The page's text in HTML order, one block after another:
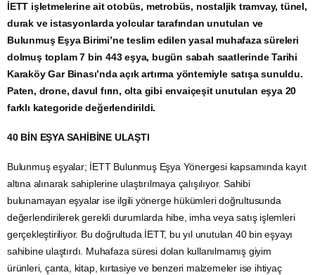
İETT işletmelerine ait otobüs, metrobüs, nostaljik tramvay, tünel,
durak ve istasyonlarda yolcular tarafından unutulan ve
Bulunmuş Eşya Birimi’ne teslim edilen yasal muhafaza süreleri
dolmuş toplam 7 bin 443 eşya, bugün sabah saatlerinde Tarihi
Karaköy Gar Binası’nda açık artırma yöntemiyle satışa sunuldu.
Paten, drone, davul fırın, olta gibi envaiçeşit unutulan eşya 20
farklı kategoride değerlendirildi.
40 BİN EŞYA SAHİBİNE ULAŞTI
Bulunmuş eşyalar; İETT Bulunmuş Eşya Yönergesi kapsamında kayıt
altına alınarak sahiplerine ulaştırılmaya çalışılıyor. Sahibi
bulunamayan eşyalar ise ilgili yönerge hükümleri doğrultusunda
değerlendirilerek gerekli durumlarda hibe, imha veya satış işlemleri
gerçekleştiriliyor. Bu doğrultuda İETT, bu yıl unutulan 40 bin eşyayı
sahibine ulaştırdı. Muhafaza süresi dolan kullanılmamış giyim
ürünleri, çanta, kitap, kırtasiye ve benzeri malzemeler ise ihtiyaç